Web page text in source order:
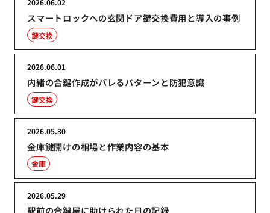
スマートロックへの玄関ドア鍵交換費用と導入の事例
2026.06.02
鍵交換
内緒の合鍵作成がバレるパターンと防犯意識
2026.06.01
鍵交換
金庫鍵開けの相場と作業内容の基本
2026.05.30
金庫
2026.05.29